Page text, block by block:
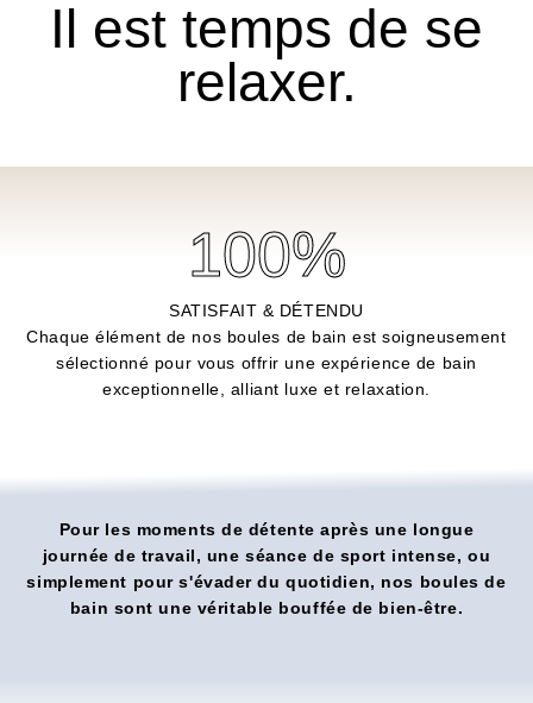
Il est temps de se
relaxer.
100%
SATISFAIT & DÉTENDU
Chaque élément de nos boules de bain est soigneusement
sélectionné pour vous offrir une expérience de bain
exceptionnelle, alliant luxe et relaxation.
Pour les moments de détente après une longue
journée de travail, une séance de sport intense, ou
simplement pour s'évader du quotidien, nos boules de
bain sont une véritable bouffée de bien-être.